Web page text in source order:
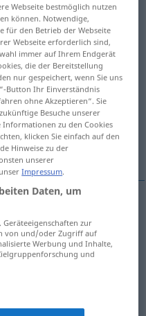
antippen)
Unterkieferknochen
Ober-,
MED jaw bone
Webseite bestmöglich nutzen
können. Notwendige,
für den Betrieb der Webseite
Webseite erforderlich sind,
immer auf Ihrem Endgerät
die der Bereitstellung
nur gespeichert, wenn Sie uns
Button Ihr Einverständnis
ohne Akzeptieren“. Sie
Besuche unserer
Informationen zu den Cookies
klicken Sie einfach auf den
Hinweise zu der
unserer
Impressum.
Daten, um
zur
von und/oder Zugriff auf
Werbung und Inhalte,
und